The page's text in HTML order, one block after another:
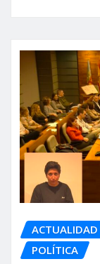
ACTUALIDAD
POLÍTICA